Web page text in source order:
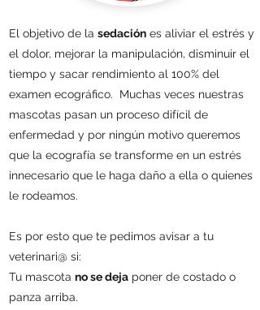
El objetivo de la sedación es aliviar el estrés y
el dolor, mejorar la manipulación, disminuir el
tiempo y sacar rendimiento al 100% del
examen ecográfico. Muchas veces nuestras
mascotas pasan un proceso difícil de
enfermedad y por ningún motivo queremos
que la ecografía se transforme en un estrés
innecesario que le haga daño a ella o quienes
le rodeamos.
Es por esto que te pedimos avisar a tu
veterinari@ si:
Tu mascota no se deja poner de costado o
panza arriba.